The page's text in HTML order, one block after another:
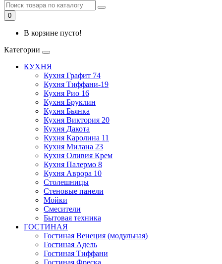
0
В корзине пусто!
Категории
КУХНЯ
Кухня Графит 74
Кухня Тиффани-19
Кухня Рио 16
Кухня Бруклин
Кухня Бьянка
Кухня Виктория 20
Кухня Дакота
Кухня Каролина 11
Кухня Милана 23
Кухня Оливия Крем
Кухня Палермо 8
Кухня Аврора 10
Столешницы
Стеновые панели
Мойки
Смесители
Бытовая техника
ГОСТИНАЯ
Гостиная Венеция (модульная)
Гостиная Адель
Гостиная Тиффани
Гостиная Фреска